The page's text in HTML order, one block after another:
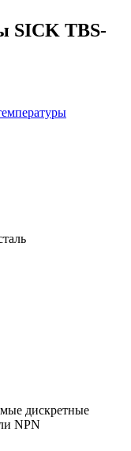
SICK TBS-
дискретные
NPN